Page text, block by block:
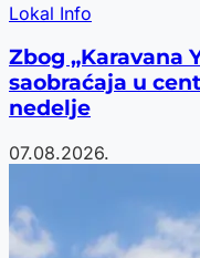
Lokal Info
Zbog „Karavana
saobraćaja u
nedelje
07.08.2026.